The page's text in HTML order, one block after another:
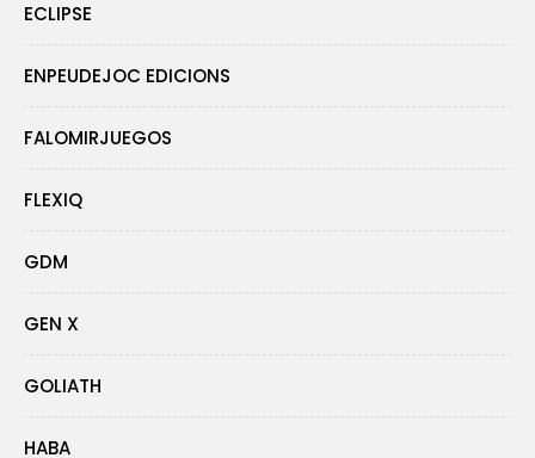
ECLIPSE
ENPEUDEJOC EDICIONS
FALOMIRJUEGOS
FLEXIQ
GDM
GEN X
GOLIATH
HABA